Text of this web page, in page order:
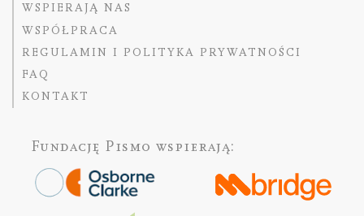
WSPIERAJĄ NAS
WSPÓŁPRACA
REGULAMIN I POLITYKA PRYWATNOŚCI
FAQ
KONTAKT
Fundację Pismo wspierają: